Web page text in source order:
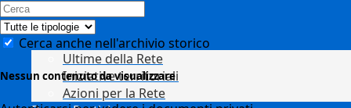
Ultime della Rete
Iniziative territoriali
Azioni per la Rete
Cerca anche nell'archivio storico
Nessun contenuto da visualizzare